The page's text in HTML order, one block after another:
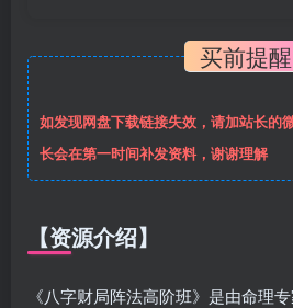
买前提醒
如发现网盘下载链接失效，请加站长的
长会在第一时间补发资料，谢谢理解
【资源介绍】
《八字财局阵法高阶班》是由命理